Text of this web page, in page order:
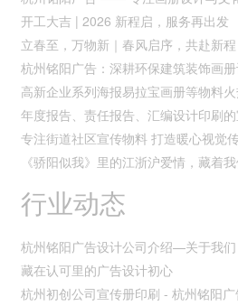
开工大吉 | 2026 新程启，服务再出发
立春至，万物新｜春风启序，共赴新程
高新企业系列海报易拉宝画册等物料
专注街道社区宣传物料 打造暖心视觉
行业动态
杭州铭阳广告设计公司介绍—关于我们
藏在认可里的广告设计初心